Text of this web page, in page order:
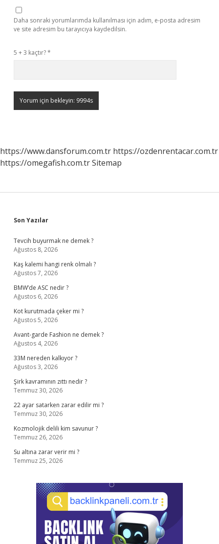
Daha sonraki yorumlarımda kullanılması için adım, e-posta adresim
ve site adresim bu tarayıcıya kaydedilsin.
5 + 3 kaçtır?*
https://www.dansforum.com.tr https://ozdenrentacar.com.tr
https://omegafish.com.trSitemap
Sidebar
Son Yazılar
Tevcih buyurmak ne demek ?
Ağustos 8, 2026
Kaş kalemi hangi renk olmalı ?
Ağustos 7, 2026
BMW’de ASC nedir ?
Ağustos 6, 2026
Kot kurutmada çeker mi ?
Ağustos 5, 2026
Avant-garde Fashion ne demek ?
Ağustos 4, 2026
33M nereden kalkıyor ?
Ağustos 3, 2026
Şirk kavramının zıttı nedir ?
Temmuz 30, 2026
22 ayar satarken zarar edilir mi ?
Temmuz 30, 2026
Kozmolojik delili kim savunur ?
Temmuz 26, 2026
Su altına zarar verir mi ?
Temmuz 25, 2026